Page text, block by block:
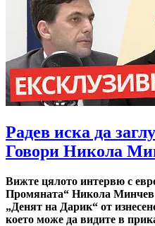
Радев иска да
Говори Никола
Вижте цялото интервю с
Промяната“ Никола Минчев
„Денят на Дарик“ от
което може да видите в